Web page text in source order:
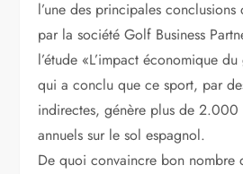
l’une des principales
par la société Golf Business
l’étude «L’impact économique
qui a conclu que ce sport, par
indirectes, génère plus de 2.000
annuels sur le sol espagnol.
De quoi convaincre bon nombre